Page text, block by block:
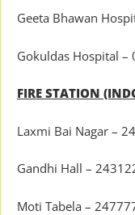
Geeta Bhawan
Gokuldas Hospital –
FIRE STATION
Laxmi Bai Nagar –
Gandhi Hall –
Moti Tabela –